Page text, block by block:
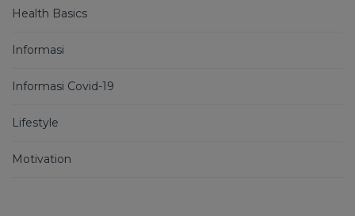
Health Basics
Informasi
Informasi Covid-19
Lifestyle
Motivation